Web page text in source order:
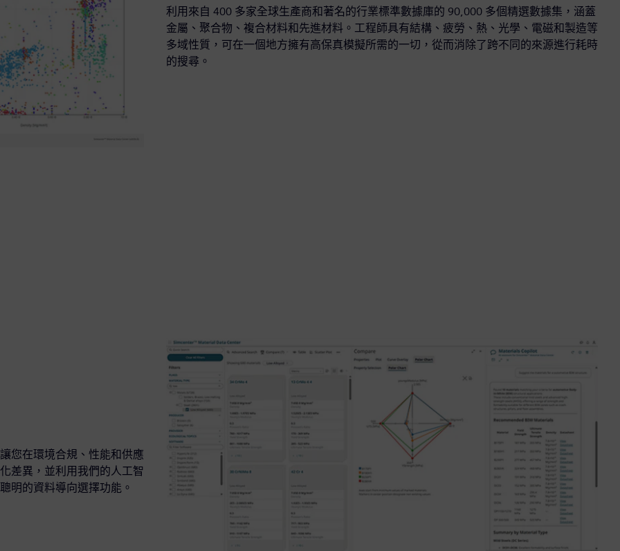
利用來自 400 多家全球生產商和著名的行業標準數據庫的 90,000 多個精選數據集，涵蓋
金屬、聚合物、複合材料和先進材料。工程師具有結構、疲勞、熱、光學、電磁和製造等
多域性質，可在一個地方擁有高保真模擬所需的一切，從而消除了跨不同的來源進行耗時
的搜尋。
您在環境合規、性能和供應
差異，並利用我們的人工智
明的資料導向選擇功能。